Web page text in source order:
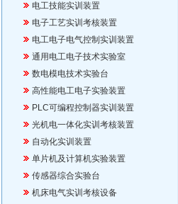
电工技能实训装置
电子工艺实训考核装置
电工电子电气控制实训装置
通用电工电子技术实验室
数电模电技术实验台
高性能电工电子实验装置
PLC可编程控制器实训装置
光机电一体化实训考核装置
自动化实训装置
单片机及计算机实验装置
传感器综合实验台
机床电气实训考核设备